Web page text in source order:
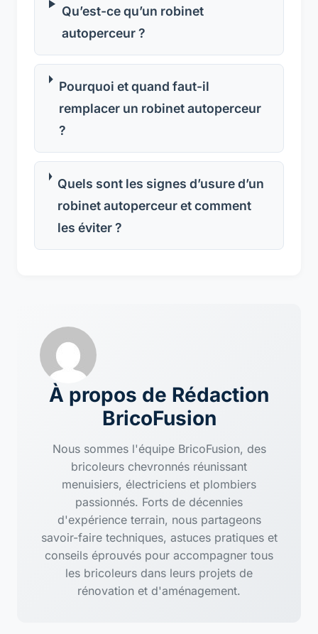
Qu’est-ce qu’un robinet
autoperceur ?
Pourquoi et quand faut-il
remplacer un robinet autoperceur
?
Quels sont les signes d’usure d’un
robinet autoperceur et comment
les éviter ?
À propos de Rédaction
BricoFusion
Nous sommes l'équipe BricoFusion, des
bricoleurs chevronnés réunissant
menuisiers, électriciens et plombiers
passionnés. Forts de décennies
d'expérience terrain, nous partageons
savoir-faire techniques, astuces pratiques et
conseils éprouvés pour accompagner tous
les bricoleurs dans leurs projets de
rénovation et d'aménagement.